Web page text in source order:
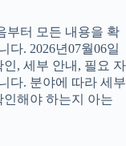
부터 모든 내용을 확
다. 2026년07월06일
, 세부 안내, 필요 자
다. 분야에 따라 세부
해야 하는지 아는